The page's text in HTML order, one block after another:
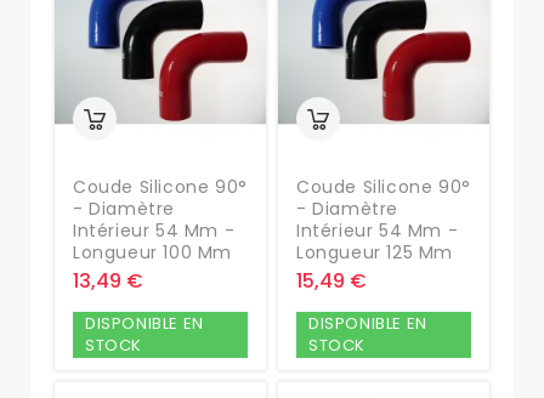
Coude Silicone 90°
- Diamètre
Intérieur 54 Mm -
Longueur 100 Mm
13,49 €
DISPONIBLE EN
STOCK
Coude Silicone 90°
- Diamètre
Intérieur 54 Mm -
Longueur 125 Mm
15,49 €
DISPONIBLE EN
STOCK